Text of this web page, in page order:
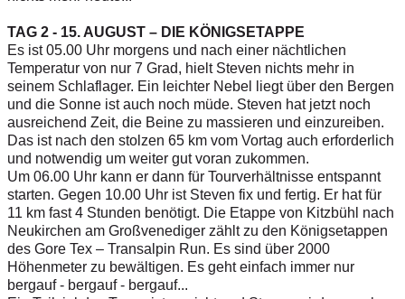
TAG 2 - 15. AUGUST – DIE KÖNIGSETAPPE
Es ist 05.00 Uhr morgens und nach einer nächtlichen
Temperatur von nur 7 Grad, hielt Steven nichts mehr in
seinem Schlaflager. Ein leichter Nebel liegt über den Bergen
und die Sonne ist auch noch müde. Steven hat jetzt noch
ausreichend Zeit, die Beine zu massieren und einzureiben.
Das ist nach den stolzen 65 km vom Vortag auch erforderlich
und notwendig um weiter gut voran zukommen.
Um 06.00 Uhr kann er dann für Tourverhältnisse entspannt
starten. Gegen 10.00 Uhr ist Steven fix und fertig. Er hat für
11 km fast 4 Stunden benötigt. Die Etappe von Kitzbühl nach
Neukirchen am Großvenediger zählt zu den Königsetappen
des Gore Tex – Transalpin Run. Es sind über 2000
Höhenmeter zu bewältigen. Es geht einfach immer nur
bergauf - bergauf - bergauf...